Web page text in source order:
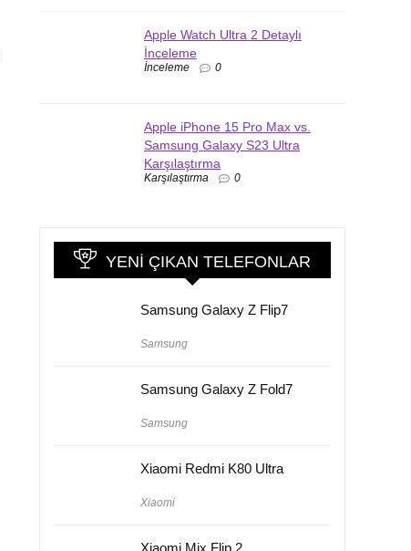
Apple Watch Ultra 2 Detaylı
İnceleme
İnceleme 0
Apple iPhone 15 Pro Max vs.
Samsung Galaxy S23 Ultra
Karşılaştırma
Karşılaştırma 0
YENI ÇIKAN TELEFONLAR
Samsung Galaxy Z Flip7
Samsung
Samsung Galaxy Z Fold7
Samsung
Xiaomi Redmi K80 Ultra
Xiaomi
Xiaomi Mix Flip 2